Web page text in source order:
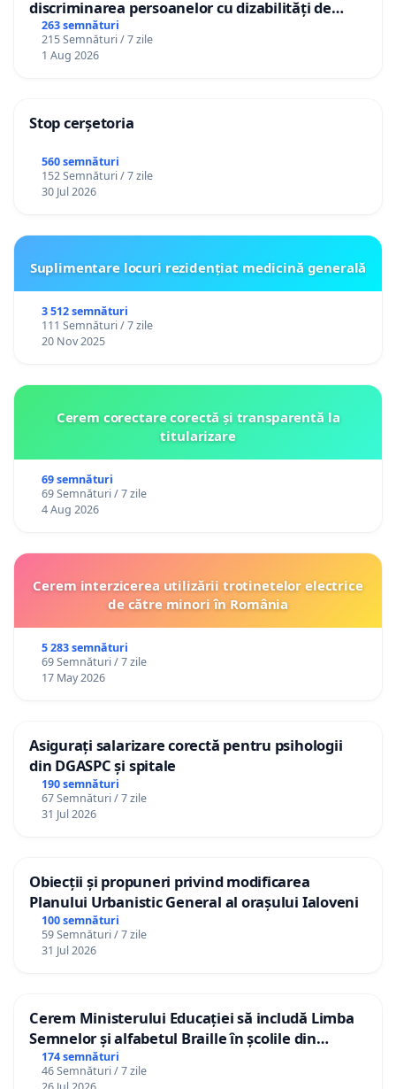
discriminarea persoanelor cu dizabilități de
către utilizatorul TikTok „Gorici”
263 semnături
215 Semnături / 7 zile
1 Aug 2026
Stop cerșetoria
560 semnături
152 Semnături / 7 zile
30 Jul 2026
Suplimentare locuri rezidențiat medicină generală
3 512 semnături
111 Semnături / 7 zile
20 Nov 2025
Cerem corectare corectă și transparentă la
titularizare
69 semnături
69 Semnături / 7 zile
4 Aug 2026
Cerem interzicerea utilizării trotinetelor electrice
de către minori în România
5 283 semnături
69 Semnături / 7 zile
17 May 2026
Asigurați salarizare corectă pentru psihologii
din DGASPC și spitale
190 semnături
67 Semnături / 7 zile
31 Jul 2026
Obiecții și propuneri privind modificarea
Planului Urbanistic General al orașului Ialoveni
100 semnături
59 Semnături / 7 zile
31 Jul 2026
Cerem Ministerului Educației să includă Limba
Semnelor și alfabetul Braille în școlile din
Republica Moldova!
174 semnături
46 Semnături / 7 zile